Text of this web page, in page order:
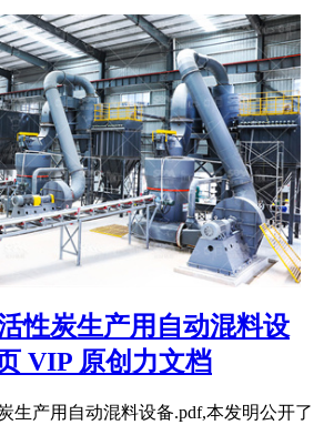
性炭生产用自动混料设
VIP 原创力文档
生产用自动混料设备.pdf,本发明公开了